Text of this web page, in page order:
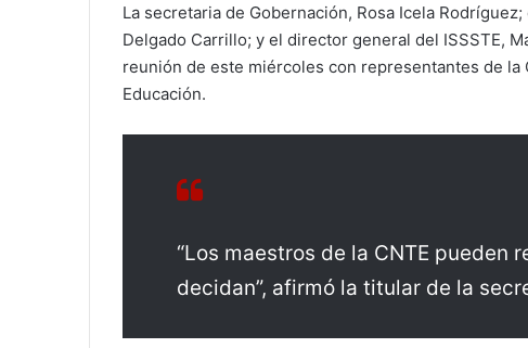
La secretaria de Gobernación, Rosa Icela
Delgado Carrillo; y el director general del ISSSTE,
reunión de este miércoles con representantes de
Educación.
“Los maestros de la CNTE pueden
decidan”, afirmó la titular de la